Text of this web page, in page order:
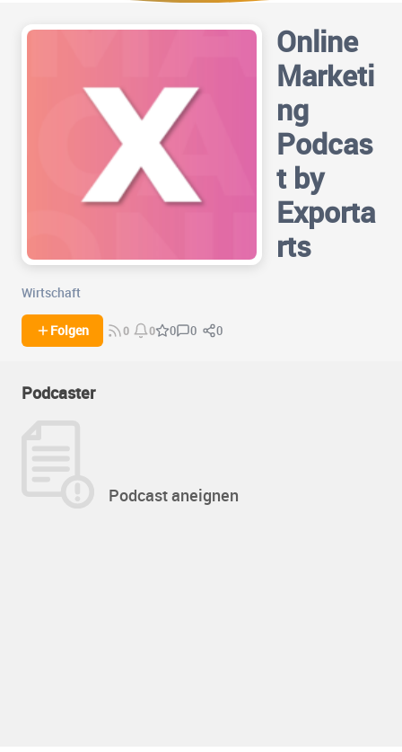
Online
Marketi
ng
Podcas
t by
Exporta
rts
Wirtschaft
Folgen 0 0 0 0 0
Podcaster
Podcast aneignen